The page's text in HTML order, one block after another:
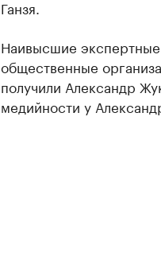
Ганзя.
Наивысшие экспертные
общественные
получили Александр
медийности у